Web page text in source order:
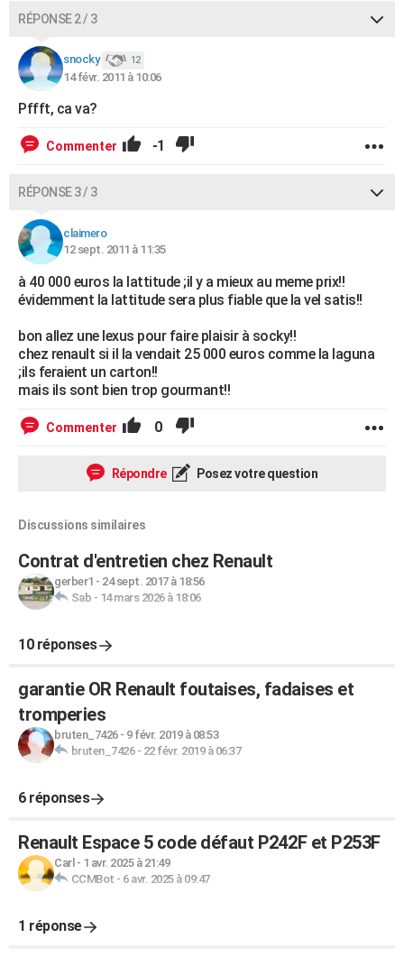
RÉPONSE 2 / 3
snocky 12
14 févr. 2011 à 10:06
Pffft, ca va?
Commenter -1
RÉPONSE 3 / 3
claimero
12 sept. 2011 à 11:35
à 40 000 euros la lattitude ;il y a mieux au meme prix!!
évidemment la lattitude sera plus fiable que la vel satis!!
bon allez une lexus pour faire plaisir à socky!!
chez renault si il la vendait 25 000 euros comme la laguna
;ils feraient un carton!!
mais ils sont bien trop gourmant!!
Commenter 0
Répondre Posez votre question
Discussions similaires
Contrat d'entretien chez Renault
gerber1 - 24 sept. 2017 à 18:56
Sab - 14 mars 2026 à 18:06
10 réponses
garantie OR Renault foutaises, fadaises et
tromperies
bruten_7426- 9 févr. 2019 à 08:53
bruten_7426- 22 févr. 2019 à 06:37
6 réponses
Renault Espace 5 code défaut P242F et P253F
Carl - 1 avr. 2025 à 21:49
CCMBot - 6 avr. 2025 à 09:47
1 réponse